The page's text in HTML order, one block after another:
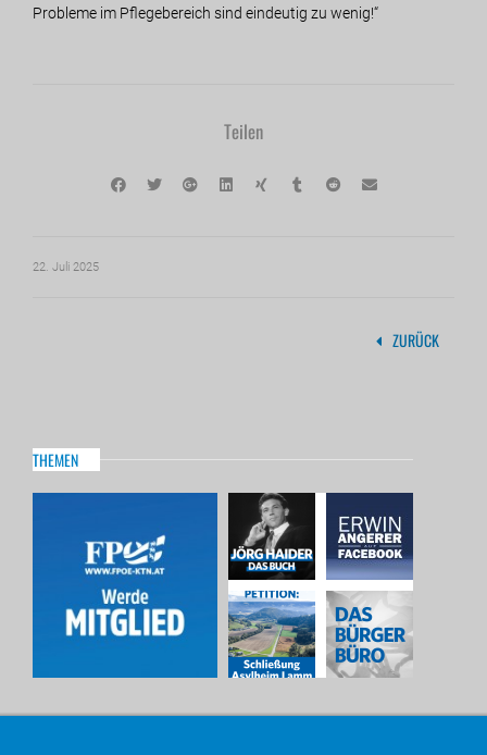
Probleme im Pflegebereich sind eindeutig zu wenig!“
Teilen
22. Juli 2025
ZURÜCK
THEMEN